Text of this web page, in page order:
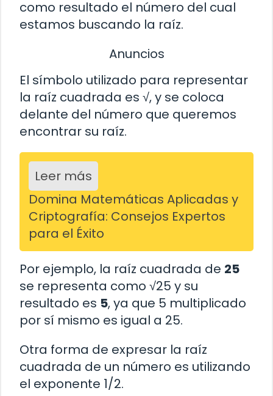
como resultado el número del cual
estamos buscando la raíz.
Anuncios
El símbolo utilizado para representar
la raíz cuadrada es √, y se coloca
delante del número que queremos
encontrar su raíz.
Leer más
Domina Matemáticas Aplicadas y
Criptografía: Consejos Expertos
para el Éxito
Por ejemplo, la raíz cuadrada de 25
se representa como √25 y su
resultado es 5, ya que 5 multiplicado
por sí mismo es igual a 25.
Otra forma de expresar la raíz
cuadrada de un número es utilizando
el exponente 1/2.